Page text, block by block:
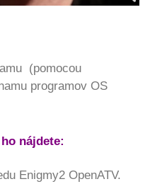
(pomocou
programov OS
nájdete:
Enigmy2 OpenATV.